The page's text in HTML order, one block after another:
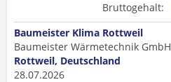
Bruttogehalt:
Baumeister Klima Rottweil
Baumeister Wärmetechnik GmbH
Rottweil, Deutschland
28.07.2026